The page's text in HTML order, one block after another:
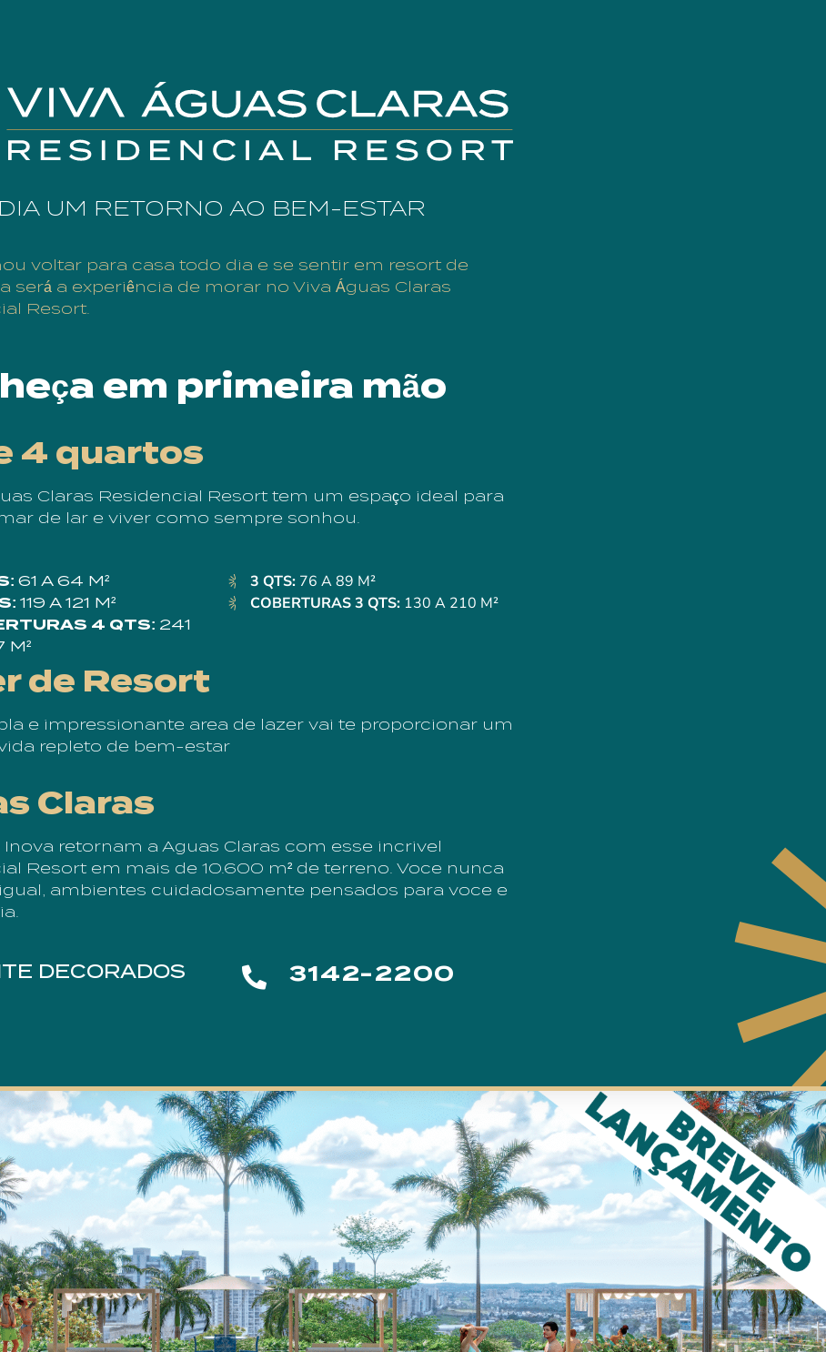
UM RETORNO AO BEM-ESTAR
voltar para casa todo dia e se sentir em resort de
será a experiência de morar no Viva Águas Claras
Resort.
em primeira mão​
4 quartos
Claras Residencial Resort tem um espaço ideal para
de lar e viver como sempre sonhou.
61 A 64 M²
119 A 121 M²
4 QTS: 241
M²
3 QTS: 76 A 89 M²
COBERTURAS 3 QTS: 130 A 210 M²
de Resort
e impressionante area de lazer vai te proporcionar um
repleto de bem-estar
Claras
Inova retornam a Aguas Claras com esse incrivel
Resort em mais de 10.600 m² de terreno. Voce nunca
ambientes cuidadosamente pensados para voce e
DECORADOS 3142-2200